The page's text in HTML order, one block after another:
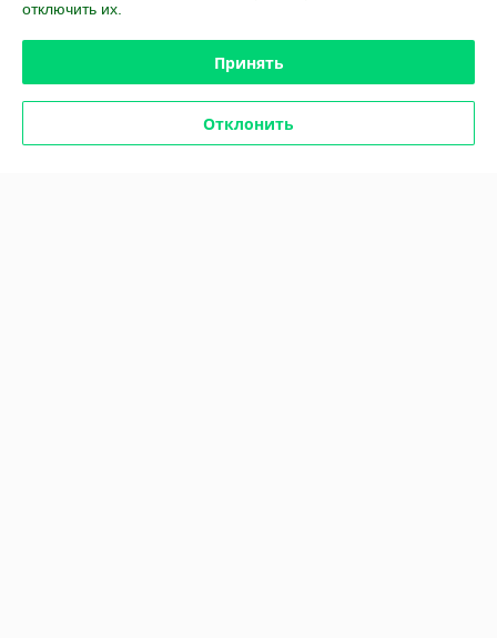
Сделка подтверждена через корзину
отключить их.
Принять
Отклонить